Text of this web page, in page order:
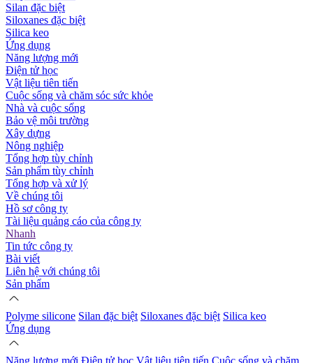
Silan đặc biệt
Siloxanes đặc biệt
Silica keo
Ứng dụng
Năng lượng mới
Điện tử học
Vật liệu tiên tiến
Cuộc sống và chăm sóc sức khỏe
Nhà và cuộc sống
Bảo vệ môi trường
Xây dựng
Nông nghiệp
Tổng hợp tùy chỉnh
Sản phẩm tùy chỉnh
Tổng hợp và xử lý
Về chúng tôi
Hồ sơ công ty
Tài liệu quảng cáo của công ty
Nhanh
Tin tức công ty
Bài viết
Liên hệ với chúng tôi
Sản phẩm
Polyme silicone Silan đặc biệt Siloxanes đặc biệt Silica keo
Ứng dụng
Năng lượng mới Điện tử học Vật liệu tiên tiến Cuộc sống và chăm